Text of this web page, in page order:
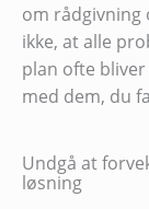
om
ikke, at alle
plan ofte
med dem, du
Undgå at
løsning